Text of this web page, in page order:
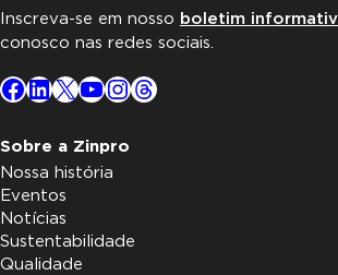
Inscreva-se em nosso boletim
conosco nas redes sociais.
Facebook
LinkedIn
X YouTube
Instagram
Threads
Sobre a Zinpro
Nossa história
Eventos
Notícias
Sustentabilidade
Qualidade